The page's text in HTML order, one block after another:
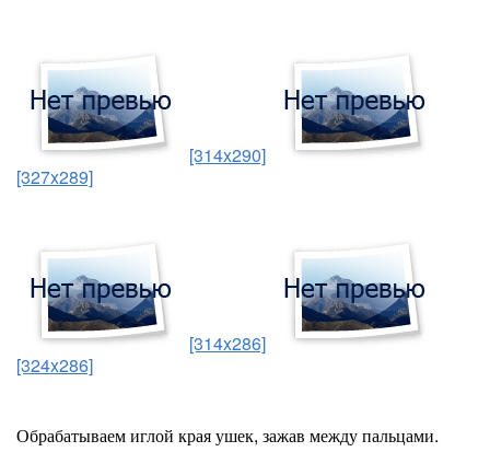
[314x290]
[327x289]
[314x286]
[324x286]
Обрабатываем иглой края ушек, зажав между пальцами.